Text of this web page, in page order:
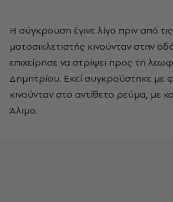
Η σύγκρουση έγινε λίγο πριν από
μοτοσικλετιστής κινούνταν στην
επιχείρησε να στρίψει προς τη
Δημητρίου. Εκεί συγκρούστηκε με
κινούνταν στο αντίθετο ρεύμα, με
Άλιμο.